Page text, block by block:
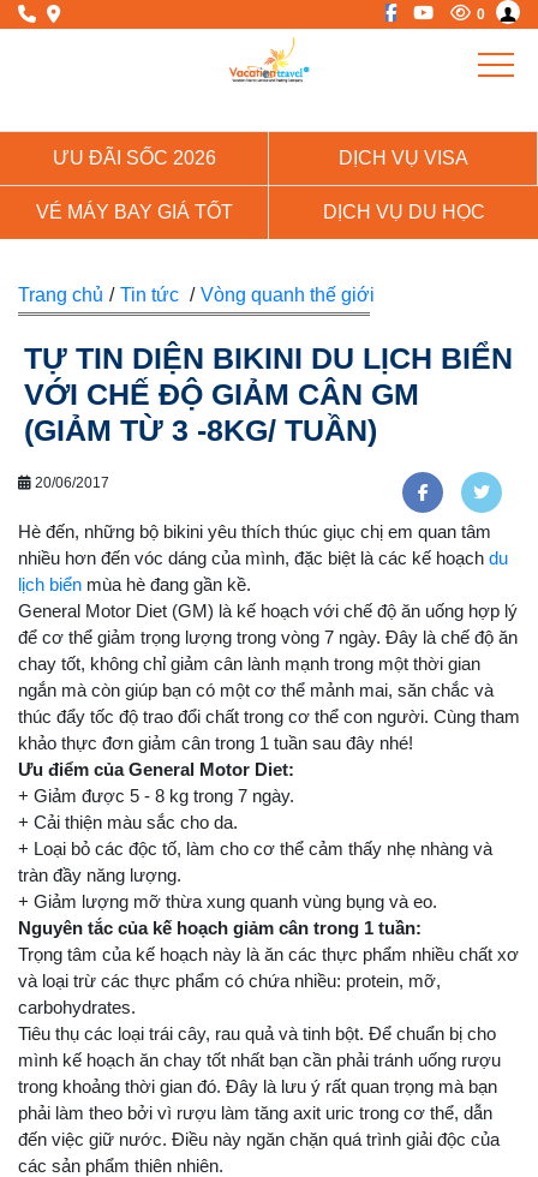
0
ƯU ĐÃI SỐC 2026 DỊCH VỤ VISA
VÉ MÁY BAY GIÁ TỐT DỊCH VỤ DU HỌC
Trang chủ / Tin tức / Vòng quanh thế giới
TỰ TIN DIỆN BIKINI DU LỊCH BIỂN
VỚI CHẾ ĐỘ GIẢM CÂN GM
(GIẢM TỪ 3 -8KG/ TUẦN)
20/06/2017
Hè đến, những bộ bikini yêu thích thúc giục chị em quan tâm
nhiều hơn đến vóc dáng của mình, đặc biệt là các kế hoạch du
lịch biển mùa hè đang gần kề.
General Motor Diet (GM) là kế hoạch với chế độ ăn uống hợp lý
để cơ thể giảm trọng lượng trong vòng 7 ngày. Đây là chế độ ăn
chay tốt, không chỉ giảm cân lành mạnh trong một thời gian
ngắn mà còn giúp bạn có một cơ thể mảnh mai, săn chắc và
thúc đẩy tốc độ trao đổi chất trong cơ thể con người. Cùng tham
khảo thực đơn giảm cân trong 1 tuần sau đây nhé!
Ưu điểm của General Motor Diet:
+ Giảm được 5 - 8 kg trong 7 ngày.
+ Cải thiện màu sắc cho da.
+ Loại bỏ các độc tố, làm cho cơ thể cảm thấy nhẹ nhàng và
tràn đầy năng lượng.
+ Giảm lượng mỡ thừa xung quanh vùng bụng và eo.
Nguyên tắc của kế hoạch giảm cân trong 1 tuần:
Trọng tâm của kế hoạch này là ăn các thực phẩm nhiều chất xơ
và loại trừ các thực phẩm có chứa nhiều: protein, mỡ,
carbohydrates.
Tiêu thụ các loại trái cây, rau quả và tinh bột. Để chuẩn bị cho
mình kế hoạch ăn chay tốt nhất bạn cần phải tránh uống rượu
trong khoảng thời gian đó. Đây là lưu ý rất quan trọng mà bạn
phải làm theo bởi vì rượu làm tăng axit uric trong cơ thể, dẫn
đến việc giữ nước. Điều này ngăn chặn quá trình giải độc của
các sản phẩm thiên nhiên.